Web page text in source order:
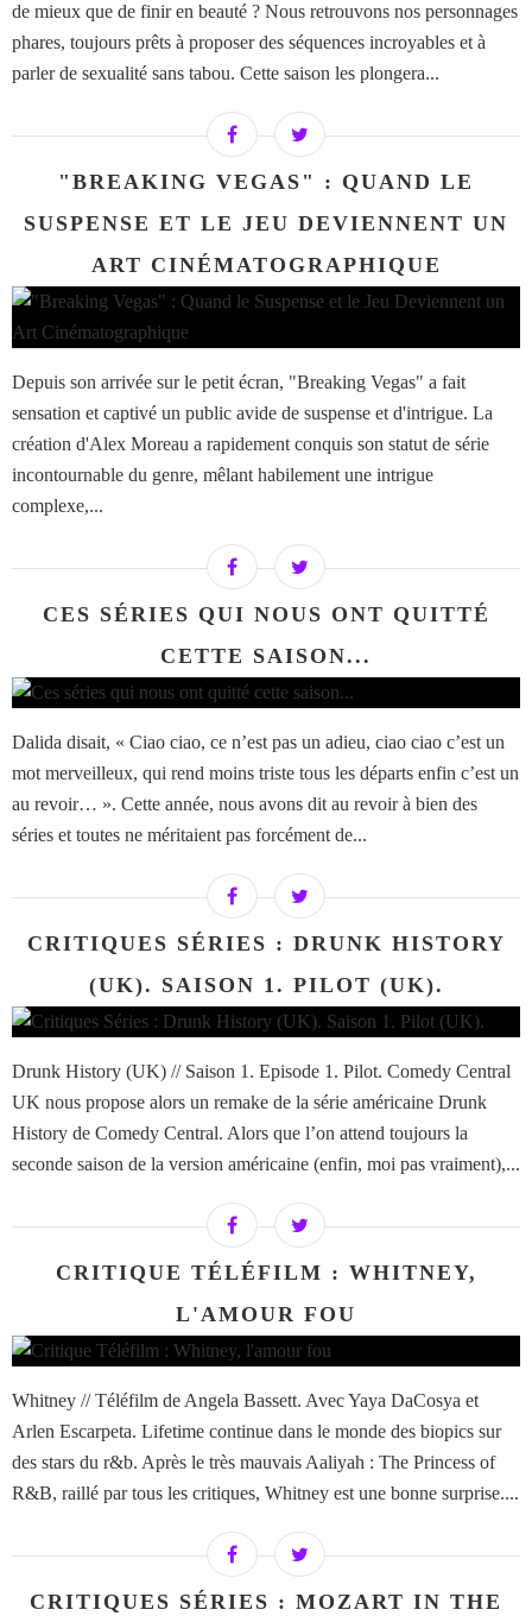
de mieux que de finir en beauté ? Nous retrouvons nos personnages
phares, toujours prêts à proposer des séquences incroyables et à
parler de sexualité sans tabou. Cette saison les plongera...
"BREAKING VEGAS" : QUAND LE
SUSPENSE ET LE JEU DEVIENNENT UN
ART CINÉMATOGRAPHIQUE
Depuis son arrivée sur le petit écran, "Breaking Vegas" a fait
sensation et captivé un public avide de suspense et d'intrigue. La
création d'Alex Moreau a rapidement conquis son statut de série
incontournable du genre, mêlant habilement une intrigue
complexe,...
CES SÉRIES QUI NOUS ONT QUITTÉ
CETTE SAISON...
Dalida disait, « Ciao ciao, ce n’est pas un adieu, ciao ciao c’est un
mot merveilleux, qui rend moins triste tous les départs enfin c’est un
au revoir… ». Cette année, nous avons dit au revoir à bien des
séries et toutes ne méritaient pas forcément de...
CRITIQUES SÉRIES : DRUNK HISTORY
(UK). SAISON 1. PILOT (UK).
Drunk History (UK) // Saison 1. Episode 1. Pilot. Comedy Central
UK nous propose alors un remake de la série américaine Drunk
History de Comedy Central. Alors que l’on attend toujours la
seconde saison de la version américaine (enfin, moi pas vraiment),...
CRITIQUE TÉLÉFILM : WHITNEY,
L'AMOUR FOU
Whitney // Téléfilm de Angela Bassett. Avec Yaya DaCosya et
Arlen Escarpeta. Lifetime continue dans le monde des biopics sur
des stars du r&b. Après le très mauvais Aaliyah : The Princess of
R&B, raillé par tous les critiques, Whitney est une bonne surprise....
CRITIQUES SÉRIES : MOZART IN THE